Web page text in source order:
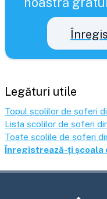
Legături utile
Topul școlilor de șoferi
Lista școlilor de șoferi
Toate școlile de șoferi
Înregistrează-ți școala